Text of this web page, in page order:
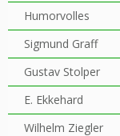
Humorvolles
Sigmund Graff
Gustav Stolper
E. Ekkehard
Wilhelm Ziegler